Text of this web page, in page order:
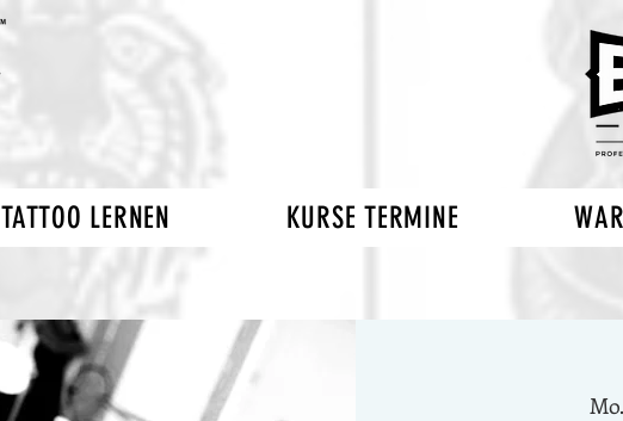
TATTOO LERNEN KURSE TERMINE